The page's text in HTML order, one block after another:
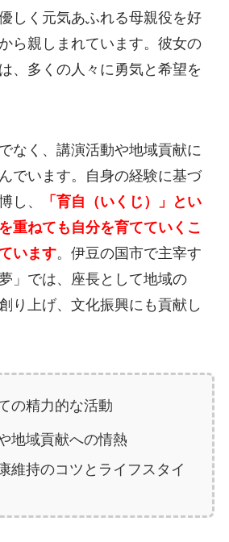
しく元気あふれる母親役を好
ら親しまれています。彼女の
、多くの人々に勇気と希望を
なく、講演活動や地域貢献に
でいます。自身の経験に基づ
し、
「育自（いくじ）」とい
重ねても自分を育てていくこ
います。伊豆の国市で主宰す
」では、座長として地域の
り上げ、文化振興にも貢献し
の精力的な活動
地域貢献への情熱
維持のコツとライフスタイ